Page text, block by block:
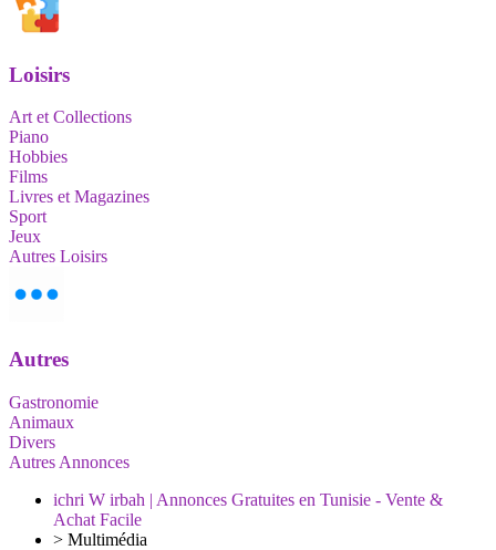
Loisirs
Art et Collections
Piano
Hobbies
Films
Livres et Magazines
Sport
Jeux
Autres Loisirs
Autres
Gastronomie
Animaux
Divers
Autres Annonces
ichri W irbah | Annonces Gratuites en Tunisie - Vente &
Achat Facile
> Multimédia